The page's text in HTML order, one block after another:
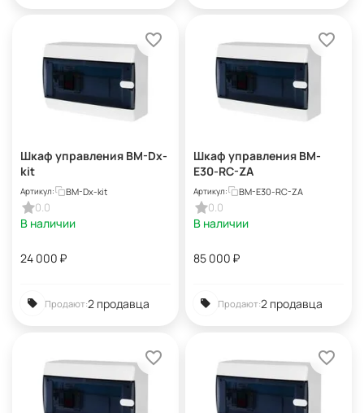
Шкаф управления BM-Dx-
kit
Артикул: BM-Dx-kit
0.0
В наличии
24 000 ₽
Продают:2 продавца
Шкаф управления BM-
E30-RC-ZA
Артикул: BM-E30-RC-ZA
0.0
В наличии
85 000 ₽
Продают:2 продавца